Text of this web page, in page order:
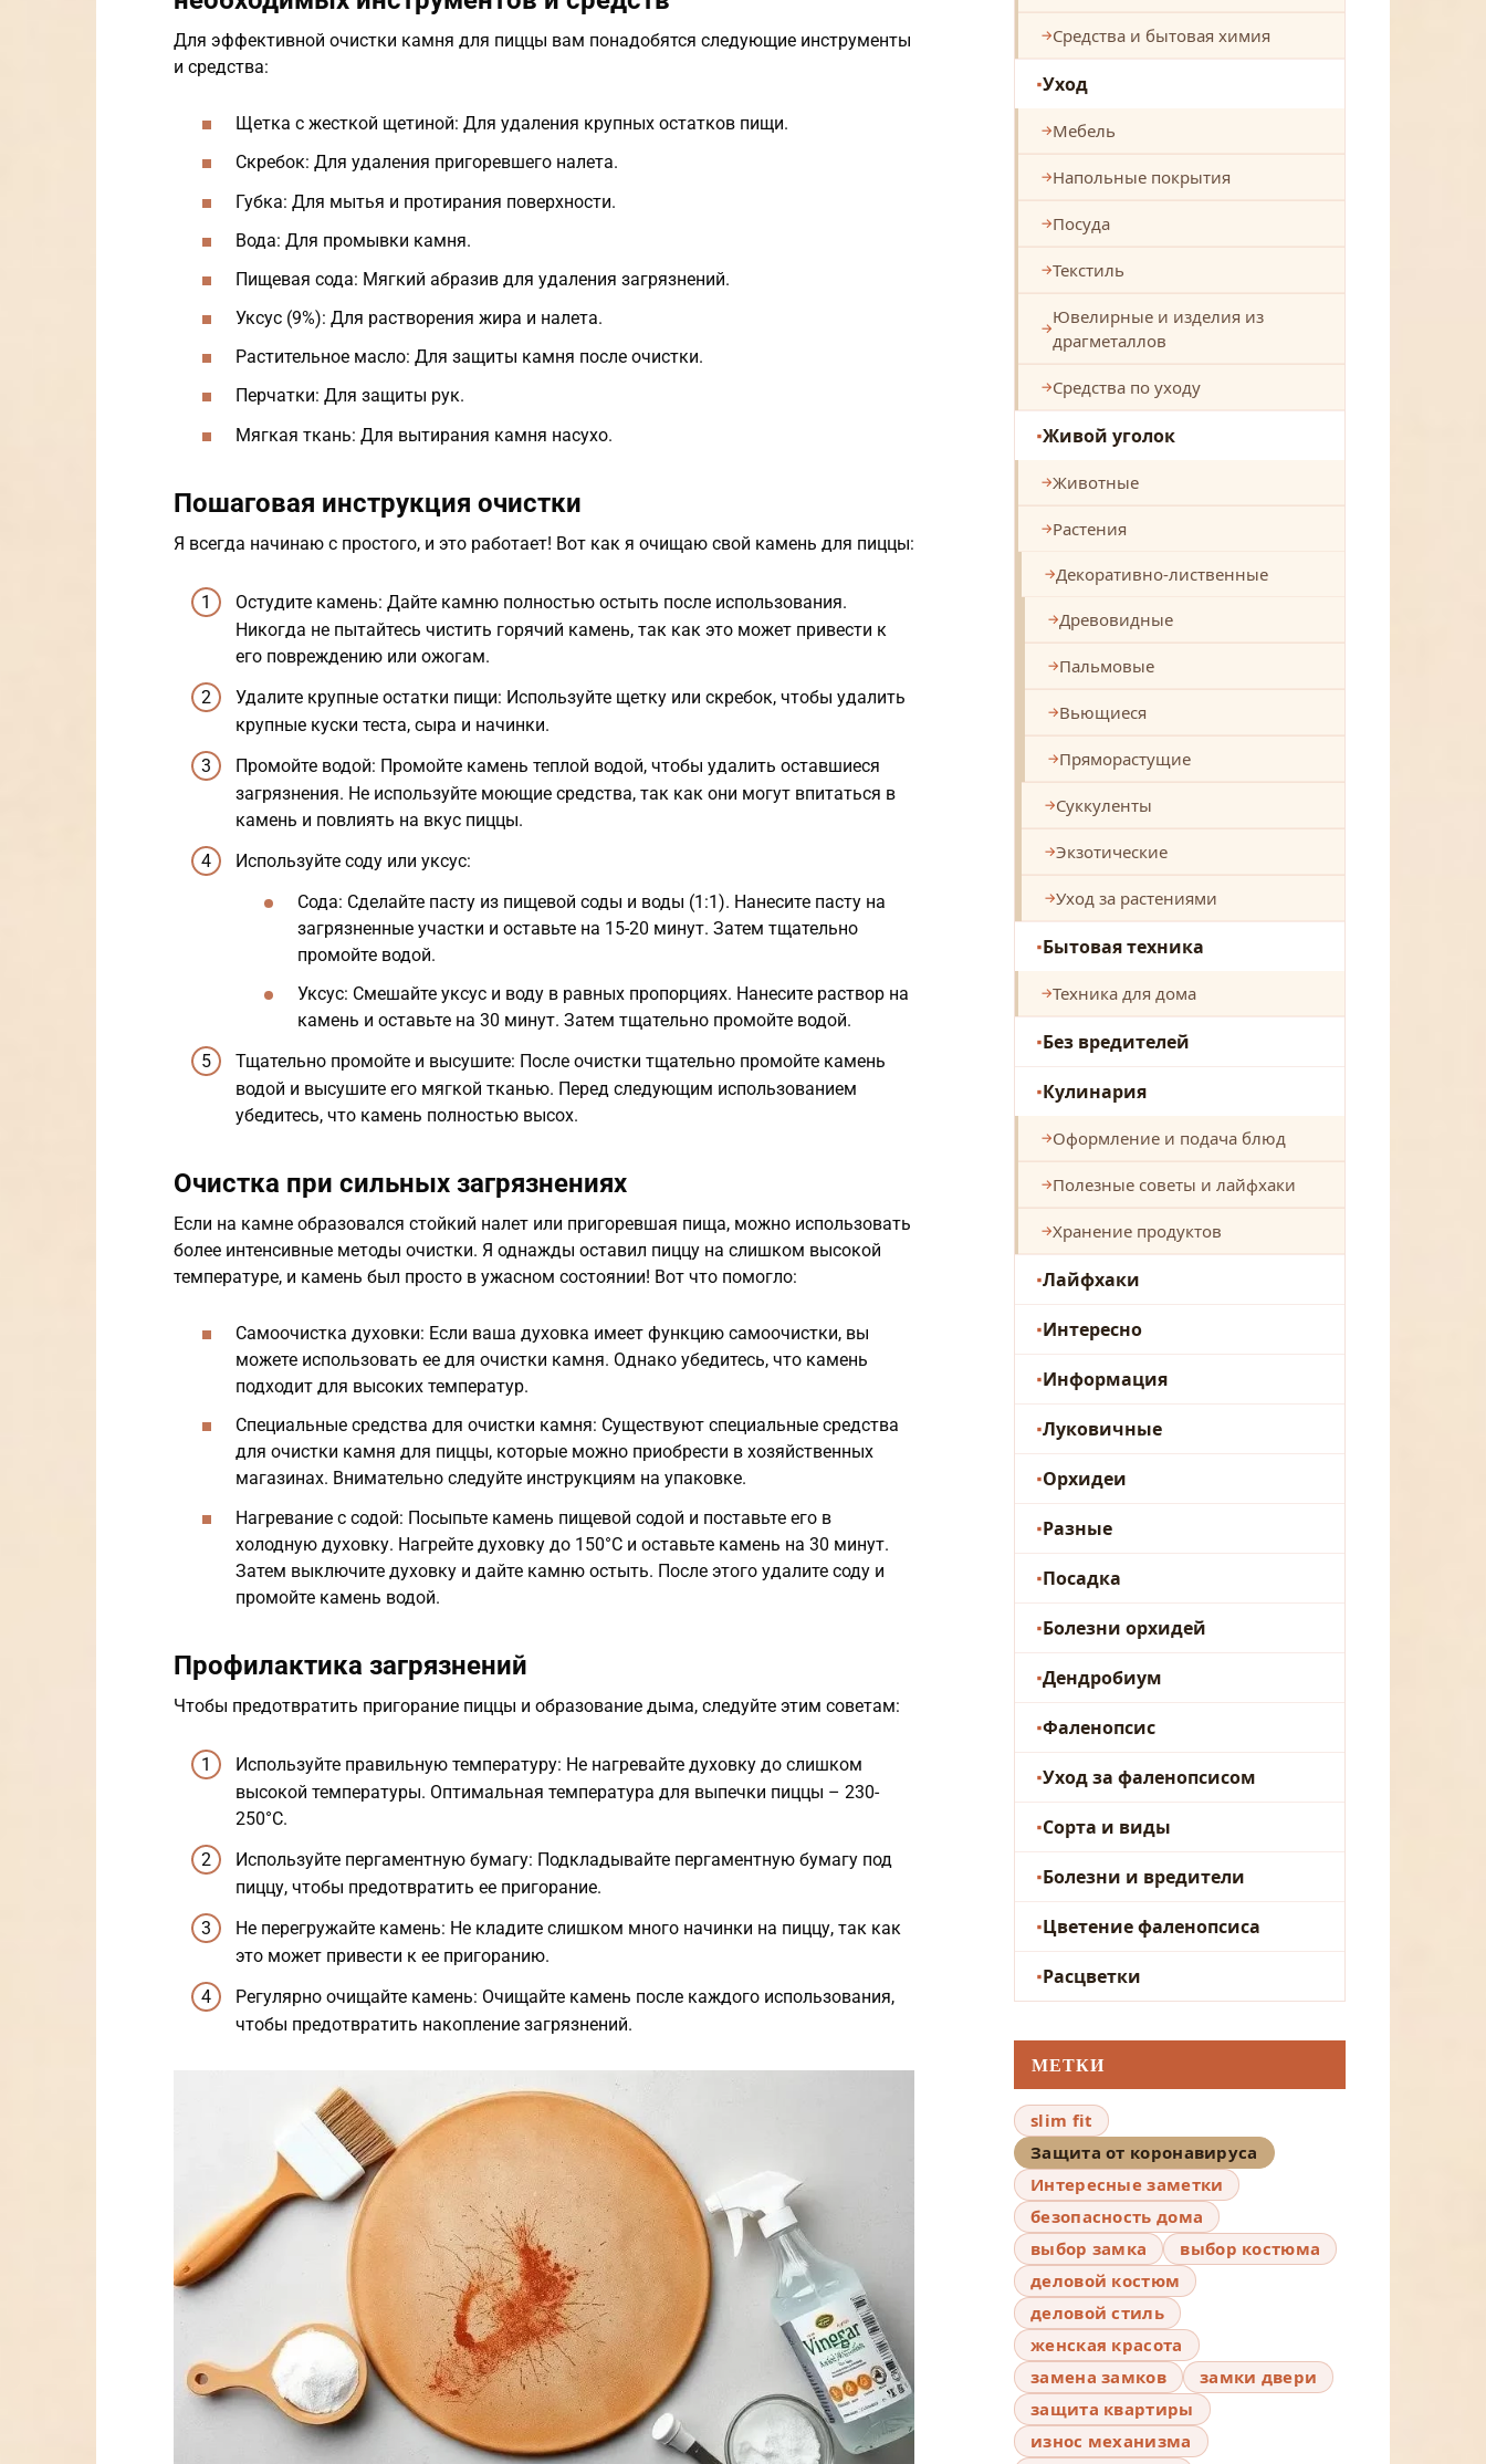
Для эффективной очистки камня для пиццы вам понадобятся следующие инструменты
и средства:
Щетка с жесткой щетиной: Для удаления крупных остатков пищи.
Скребок: Для удаления пригоревшего налета.
Губка: Для мытья и протирания поверхности.
Вода: Для промывки камня.
Пищевая сода: Мягкий абразив для удаления загрязнений.
Уксус (9%): Для растворения жира и налета.
Растительное масло: Для защиты камня после очистки.
Перчатки: Для защиты рук.
Мягкая ткань: Для вытирания камня насухо.
Пошаговая инструкция очистки
Я всегда начинаю с простого, и это работает! Вот как я очищаю свой камень для пиццы:
Остудите камень: Дайте камню полностью остыть после использования.
Никогда не пытайтесь чистить горячий камень, так как это может привести к
его повреждению или ожогам.
Удалите крупные остатки пищи: Используйте щетку или скребок, чтобы удалить
крупные куски теста, сыра и начинки.
Промойте водой: Промойте камень теплой водой, чтобы удалить оставшиеся
загрязнения. Не используйте моющие средства, так как они могут впитаться в
камень и повлиять на вкус пиццы.
Используйте соду или уксус:
Сода: Сделайте пасту из пищевой соды и воды (1:1). Нанесите пасту на
загрязненные участки и оставьте на 15-20 минут. Затем тщательно
промойте водой.
Уксус: Смешайте уксус и воду в равных пропорциях. Нанесите раствор на
камень и оставьте на 30 минут. Затем тщательно промойте водой.
Тщательно промойте и высушите: После очистки тщательно промойте камень
водой и высушите его мягкой тканью. Перед следующим использованием
убедитесь, что камень полностью высох.
Очистка при сильных загрязнениях
Если на камне образовался стойкий налет или пригоревшая пища, можно использовать
более интенсивные методы очистки. Я однажды оставил пиццу на слишком высокой
температуре, и камень был просто в ужасном состоянии! Вот что помогло:
Самоочистка духовки: Если ваша духовка имеет функцию самоочистки, вы
можете использовать ее для очистки камня. Однако убедитесь, что камень
подходит для высоких температур.
Специальные средства для очистки камня: Существуют специальные средства
для очистки камня для пиццы, которые можно приобрести в хозяйственных
магазинах. Внимательно следуйте инструкциям на упаковке.
Нагревание с содой: Посыпьте камень пищевой содой и поставьте его в
холодную духовку. Нагрейте духовку до 150°C и оставьте камень на 30 минут.
Затем выключите духовку и дайте камню остыть. После этого удалите соду и
промойте камень водой.
Профилактика загрязнений
Чтобы предотвратить пригорание пиццы и образование дыма, следуйте этим советам:
Используйте правильную температуру: Не нагревайте духовку до слишком
высокой температуры. Оптимальная температура для выпечки пиццы – 230-
250°C.
Используйте пергаментную бумагу: Подкладывайте пергаментную бумагу под
пиццу, чтобы предотвратить ее пригорание.
Не перегружайте камень: Не кладите слишком много начинки на пиццу, так как
это может привести к ее пригоранию.
Регулярно очищайте камень: Очищайте камень после каждого использования,
чтобы предотвратить накопление загрязнений.
Средства и бытовая химия
Уход
Мебель
Напольные покрытия
Посуда
Текстиль
Ювелирные и изделия из
драгметаллов
Средства по уходу
Живой уголок
Животные
Растения
Декоративно-лиственные
Древовидные
Пальмовые
Вьющиеся
Пряморастущие
Суккуленты
Экзотические
Уход за растениями
Бытовая техника
Техника для дома
Без вредителей
Кулинария
Оформление и подача блюд
Полезные советы и лайфхаки
Хранение продуктов
Лайфхаки
Интересно
Информация
Луковичные
Орхидеи
Разные
Посадка
Болезни орхидей
Дендробиум
Фаленопсис
Уход за фаленопсисом
Сорта и виды
Болезни и вредители
Цветение фаленопсиса
Расцветки
МЕТКИ
slim fit
Защита от коронавируса
Интересные заметки
безопасность дома
выбор замка
выбор костюма
деловой костюм
деловой стиль
женская красота
замена замков
замки двери
защита квартиры
износ механизма